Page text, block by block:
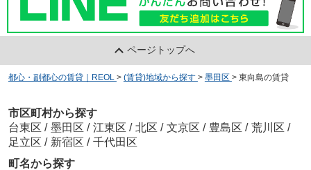
ページトップへ
都心・副都心の賃貸｜REOL > (賃貸)地域から探す > 墨田区 > 東向島の賃貸
市区町村から探す
台東区 / 墨田区 / 江東区 / 北区 / 文京区 / 豊島区 / 荒川区 /
足立区 / 新宿区 / 千代田区
町名から探す